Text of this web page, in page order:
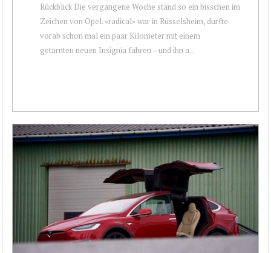
Rückblick Die vergangene Woche stand so ein bisschen im
Zeichen von Opel. «radical» war in Rüsselsheim, durfte
vorab schon mal ein paar Kilometer mit einem
getarnten neuen Insignia fahren – und ihn a...